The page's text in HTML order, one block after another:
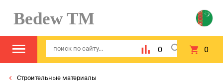
Bedew TM
0 0
Строительные материалы